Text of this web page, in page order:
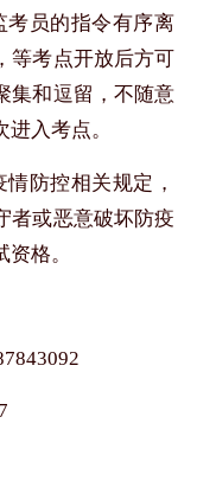
考员的指令有序离
等考点开放后方可
集和逗留，不随意
入考点。
情防控相关规定，
者或恶意破坏防疫
格。